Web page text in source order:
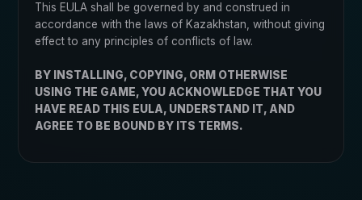
This EULA shall be governed by and construed in
accordance with the laws of Kazakhstan, without giving
effect to any principles of conflicts of law.
BY INSTALLING, COPYING, ORM OTHERWISE
USING THE GAME, YOU ACKNOWLEDGE THAT YOU
HAVE READ THIS EULA, UNDERSTAND IT, AND
AGREE TO BE BOUND BY ITS TERMS.